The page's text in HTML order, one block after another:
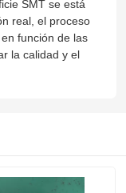
SMT se está
real, el proceso
función de las
la calidad y el